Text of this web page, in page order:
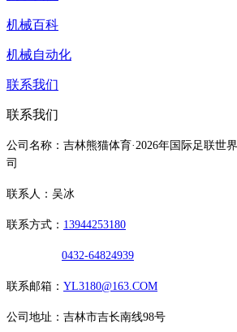
机械百科
机械自动化
联系我们
联系我们
公司名称：吉林熊猫体育·2026年国际足联世
司
联系人：吴冰
联系方式： 13944253180
0432-64824939
联系邮箱： YL3180@163.COM
公司地址：吉林市吉长南线98号